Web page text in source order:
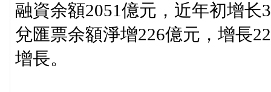
融資余額2051億元，近年初增长
兌匯票余額淨增226億元，增長
增長。